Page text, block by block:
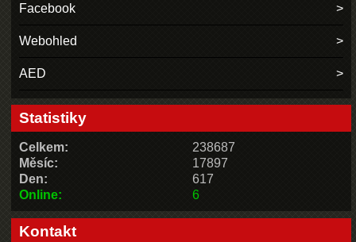
Facebook
Webohled
AED
Statistiky
Online: 6
Celkem:
238687
Měsíc:
17897
Den:
617
Kontakt